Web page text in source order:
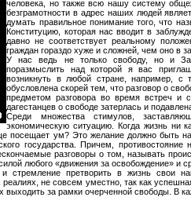
человека, но также всю нашу систему
безграмотности в адрес наших людей
думать правильное понимание того, что
Конституцию, которая нас вводит в
давно не соответствует реальному
граждан гораздо хуже и сложней, чем оно в
У нас ведь не только свободу, но и
поразмыслить над которой я вас
возникнуть в любой стране, например, с
обусловлена скорей тем, что разговор о
предметом разговора во время встреч и
дагестанцев о свободе затерлась и
Среди множества стимулов,
экономическую ситуацию. Когда жизнь ни
посещает ум? Это желание должно быть
государства. Причем,
разговоры о том, называть
любого «движения за освобождение» и
стремление претворить в жизнь свои
не совсем уместно, так как
выходить за рамки очерченной свободы.В